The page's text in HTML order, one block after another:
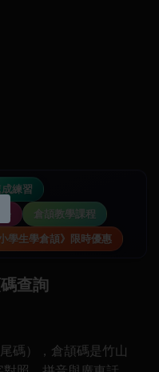
練習
倉頡教學課程
小學生學倉頡》限時優惠
查詢
尾碼），倉頡碼是竹山